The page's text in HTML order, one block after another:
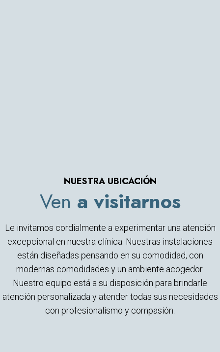
NUESTRA UBICACIÓN
Ven a visitarnos
Le invitamos cordialmente a experimentar una atención
excepcional en nuestra clínica. Nuestras instalaciones
están diseñadas pensando en su comodidad, con
modernas comodidades y un ambiente acogedor.
Nuestro equipo está a su disposición para brindarle
atención personalizada y atender todas sus necesidades
con profesionalismo y compasión.